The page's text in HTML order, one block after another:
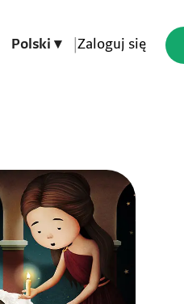
Polski ▾ Zaloguj się